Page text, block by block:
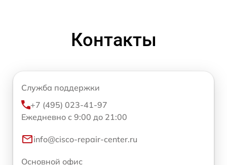
Контакты
Служба поддержки
+7 (495) 023-41-97
Ежедневно с 9:00 до 21:00
info@cisco-repair-center.ru
Основной офис